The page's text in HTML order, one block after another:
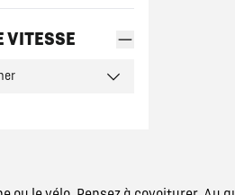
VITESSE